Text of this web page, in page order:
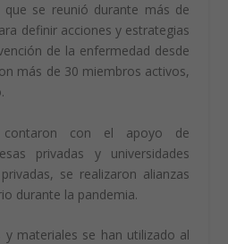
que se reunió durante más de
definir acciones y estrategias
de la enfermedad desde
más de 30 miembros activos,
contaron con el apoyo de
privadas y universidades
se realizaron alianzas
durante la pandemia.
y materiales se han utilizado al